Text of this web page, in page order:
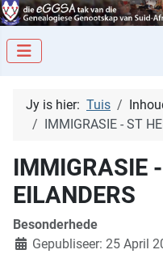
Jy is hier: Tuis
IMMIGRASIE - ST
IMMIGRASIE
EILANDERS
Besonderhede
Gepubliseer: 25 April